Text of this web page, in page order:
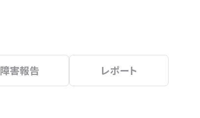
障害報告 レポート